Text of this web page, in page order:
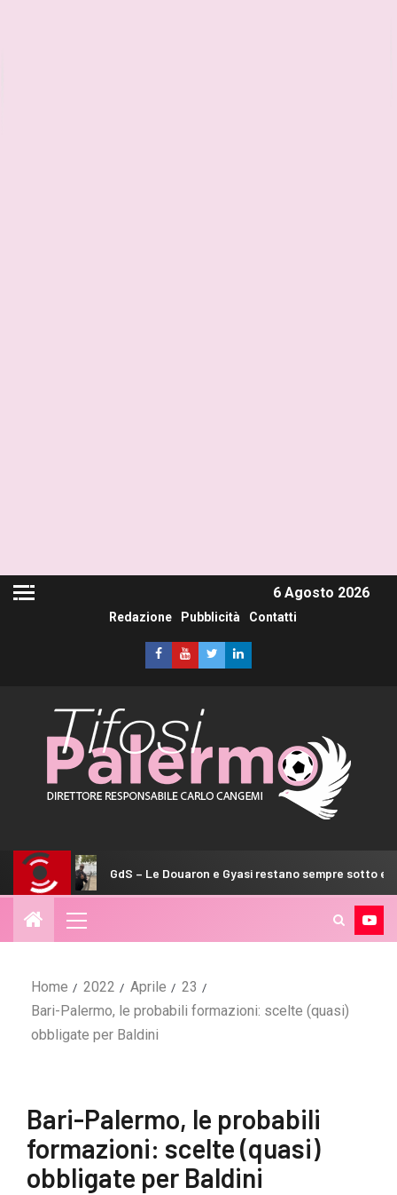
6 Agosto 2026
Redazione Pubblicità Contatti
GdS – Le Douaron e Gyasi restano sempre sotto esame
Home 2022 Aprile
23
Bari-Palermo, le probabili formazioni: scelte (quasi)
obbligate per Baldini
Bari-Palermo, le probabili
formazioni: scelte (quasi)
obbligate per Baldini